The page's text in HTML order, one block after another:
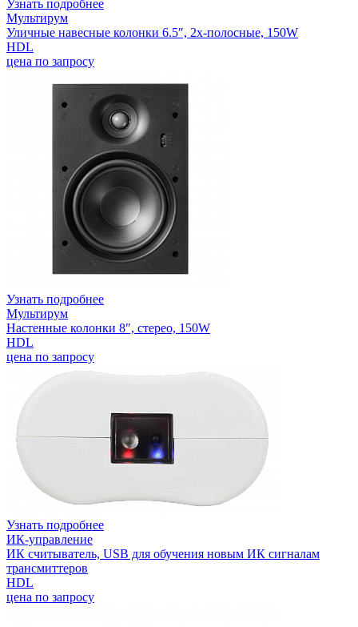
Узнать подробнее
Мультирум
Уличные навесные колонки 6.5″, 2х-полосные, 150W
HDL
цена по запросу
Узнать подробнее
Мультирум
Настенные колонки 8″, стерео, 150W
HDL
цена по запросу
Узнать подробнее
ИК-управление
ИК считыватель, USB для обучения новым ИК сигналам
трансмиттеров
HDL
цена по запросу